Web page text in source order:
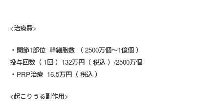
<治療費>
関節1部位 幹細胞数 （ 2500万個～1億個 ）
投与回数（ 1回 ）132万円（ 税込 ）/2500万個
PRP治療 16.5万円（ 税込 ）
<起こりうる副作用>